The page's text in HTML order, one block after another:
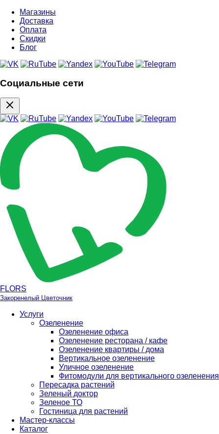
Магазины
Доставка
Оплата
Скидки
Блог
Социальные сети
FLORS
Закоренелый Цветочник
Услуги
Озеленение
Озеленение офиса
Озеленение ресторана / кафе
Озеленение квартиры / дома
Вертикальное озеленение
Уличное озеленение
Фитомодули для вертикального озеленения
Пересадка растений
Зеленый доктор
Зеленое ТО
Гостиница для растений
Мастер-классы
Каталог